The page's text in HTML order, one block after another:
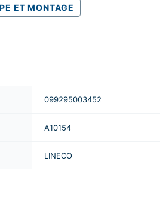
ET MONTAGE
099295003452
A10154
LINECO